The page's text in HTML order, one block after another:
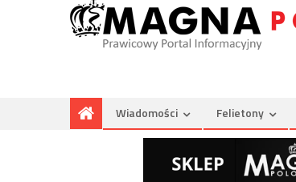
Wiadomości Felietony